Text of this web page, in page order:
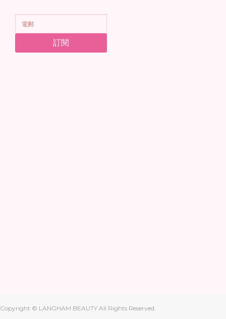
訂閱
Copyright © LANGHAM BEAUTY All Rights Reserved.